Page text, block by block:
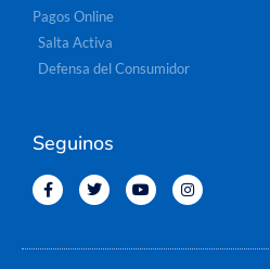
Pagos Online
Salta Activa
Defensa del Consumidor
Seguinos